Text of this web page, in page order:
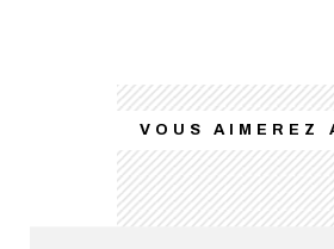
VOUS AIMEREZ